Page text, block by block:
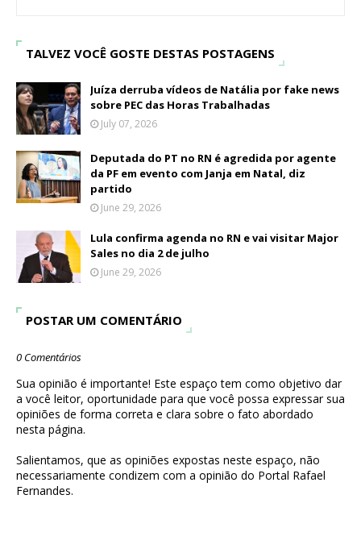
TALVEZ VOCÊ GOSTE DESTAS POSTAGENS
Juíza derruba vídeos de Natália por fake news
sobre PEC das Horas Trabalhadas
July 07, 2026
Deputada do PT no RN é agredida por agente
da PF em evento com Janja em Natal, diz
partido
June 29, 2026
Lula confirma agenda no RN e vai visitar Major
Sales no dia 2 de julho
June 29, 2026
POSTAR UM COMENTÁRIO
0 Comentários
Sua opinião é importante! Este espaço tem como objetivo dar
a você leitor, oportunidade para que você possa expressar sua
opiniões de forma correta e clara sobre o fato abordado
nesta página.
Salientamos, que as opiniões expostas neste espaço, não
necessariamente condizem com a opinião do Portal Rafael
Fernandes.